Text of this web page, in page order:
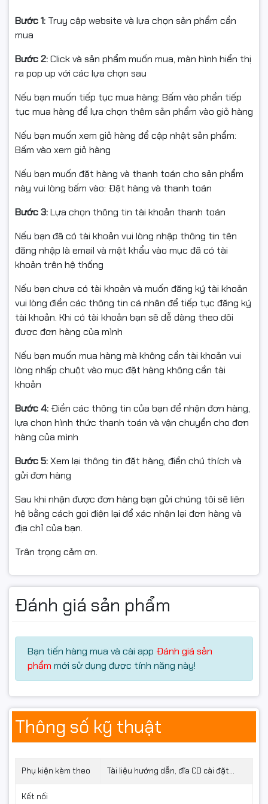
hiệu suất xử lý.
Card trang bị
Thiết kế 2D/3D cơ bản (AutoCAD, SketchUp,
Chỉnh sửa ảnh & video với Photoshop, Illustrator,
Xử lý đa nhiệm mượt hơn so với iGPU.
Đây chính là điểm mạnh giúp NVIDIA T400 trở thành
VGA chuyên nghiệp trong tầm giá.
⭐2. Bộ nhớ GDDR6 4GB –
Hiệu suất cao, băng thông
lớn
thông lên đến 80 GB/s
Xử lý file thiết kế lớn mượt mà hơn.
Vận hành tốt các phần mềm đồ họa nhẹ – trung bình.
Nếu bạn đang dùng card onboard, nâng cấp lên T400
sẽ là bước nhảy lớn về hiệu năng.
Bước 1: Truy cập website và lựa chọn sản phẩm cần
mua
Bước 2:Click và sản phẩm muốn mua, màn hình hiển thị
ra pop up với các lựa chọn sau
Nếu bạn muốn tiếp tục mua hàng: Bấm vào phần tiếp
tục mua hàng để lựa chọn thêm sản phẩm vào giỏ hàng
Nếu bạn muốn xem giỏ hàng để cập nhật sản phẩm:
Bấm vào xem giỏ hàng
Nếu bạn muốn đặt hàng và thanh toán cho sản phẩm
này vui lòng bấm vào: Đặt hàng và thanh toán
Bước 3:Lựa chọn thông tin tài khoản thanh toán
Nếu bạn đã có tài khoản vui lòng nhập thông tin tên
đăng nhập là email và mật khẩu vào mục đã có tài
khoản trên hệ thống
Nếu bạn chưa có tài khoản và muốn đăng ký tài khoản
vui lòng điền các thông tin cá nhân để tiếp tục đăng ký
tài khoản. Khi có tài khoản bạn sẽ dễ dàng theo dõi
được đơn hàng của mình
Nếu bạn muốn mua hàng mà không cần tài khoản vui
lòng nhấp chuột vào mục đặt hàng không cần tài
khoản
Bước 4: Điền các thông tin của bạn để nhận đơn hàng,
lựa chọn hình thức thanh toán và vận chuyển cho đơn
hàng của mình
Bước 5:Xem lại thông tin đặt hàng, điền chú thích và
gửi đơn hàng
Sau khi nhận được đơn hàng bạn gửi chúng tôi sẽ liên
hệ bằng cách gọi điện lại để xác nhận lại đơn hàng và
địa chỉ của bạn.
Trân trọng cảm ơn.
Đánh giá sản phẩm
Bạn tiến hàng mua và cài app Đánh giá sản
phẩm mới sử dụng được tính năng này!
Thông số kỹ thuật
Phụ kiện kèm theo Tài liệu hướng dẫn, đĩa CD cài đặt...
Kết nối